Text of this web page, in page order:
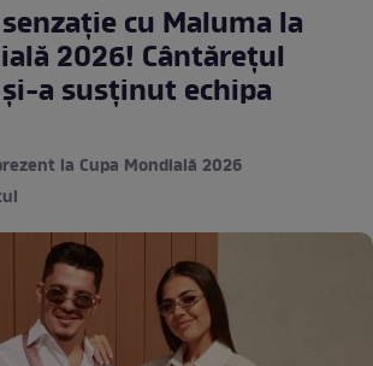
cu Maluma la
2026! Cântărețul
a susținut echipa
la Cupa Mondială 2026